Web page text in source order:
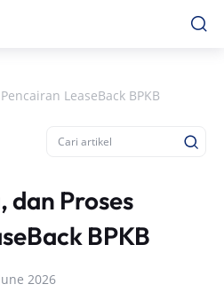
LeaseBack BPKB
dan Proses
BPKB
2026